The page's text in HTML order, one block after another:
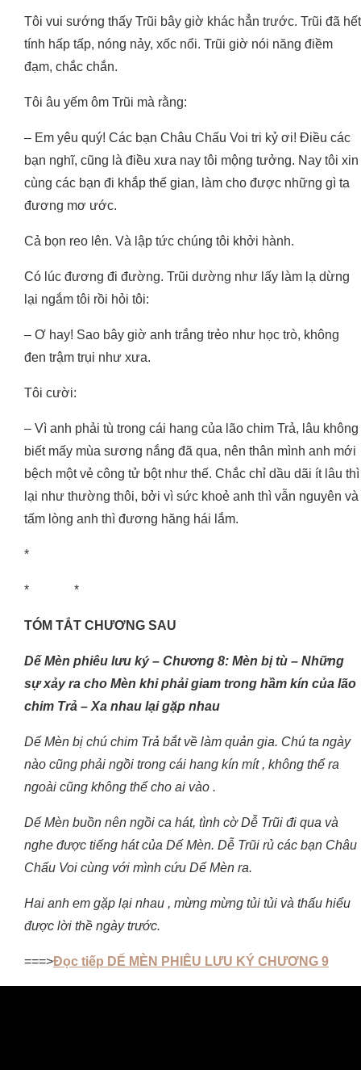
Tôi vui sướng thấy Trũi bây giờ khác hẳn trước. Trũi đã hết
tính hấp tấp, nóng nảy, xốc nổi. Trũi giờ nói năng điềm
đạm, chắc chắn.
Tôi âu yếm ôm Trũi mà rằng:
– Em yêu quý! Các bạn Châu Chấu Voi tri kỷ ơi! Điều các
bạn nghĩ, cũng là điều xưa nay tôi mộng tưởng. Nay tôi xin
cùng các bạn đi khắp thế gian, làm cho được những gì ta
đương mơ ước.
Cả bọn reo lên. Và lập tức chúng tôi khởi hành.
Có lúc đương đi đường. Trũi dường như lấy làm lạ dừng
lại ngắm tôi rồi hỏi tôi:
– Ơ hay! Sao bây giờ anh trắng trẻo như học trò, không
đen trậm trụi như xưa.
Tôi cười:
– Vì anh phải tù trong cái hang của lão chim Trả, lâu không
biết mấy mùa sương nắng đã qua, nên thân mình anh mới
bệch một vẻ công tử bột như thế. Chắc chỉ dầu dãi ít lâu thì
lại như thường thôi, bởi vì sức khoẻ anh thì vẫn nguyên và
tấm lòng anh thì đương hăng hái lắm.
*
* *
TÓM TẮT CHƯƠNG SAU
Dế Mèn phiêu lưu ký – Chương 8: Mèn bị tù – Những
sự xảy ra cho Mèn khi phải giam trong hầm kín của lão
chim Trả – Xa nhau lại gặp nhau
Dế Mèn bị chú chim Trả bắt về làm quản gia. Chú ta ngày
nào cũng phải ngồi trong cái hang kín mít , không thể ra
ngoài cũng không thể cho ai vào .
Dế Mèn buồn nên ngồi ca hát, tình cờ Dễ Trũi đi qua và
nghe được tiếng hát của Dế Mèn. Dễ Trũi rủ các bạn Châu
Chấu Voi cùng với mình cứu Dế Mèn ra.
Hai anh em gặp lại nhau , mừng mừng tủi tủi và thấu hiểu
được lời thề ngày trước.
===>Đọc tiếp DẾ MÈN PHIÊU LƯU KÝ CHƯƠNG 9